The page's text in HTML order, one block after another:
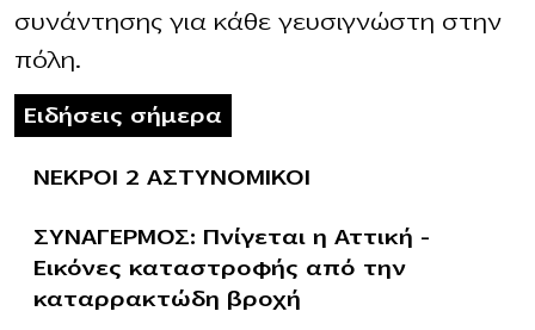
συνάντησης για κάθε γευσιγνώστη στην
πόλη.
Ειδήσεις σήμερα
ΝΕΚΡΟΙ 2 ΑΣΤΥΝΟΜΙΚΟΙ
ΣΥΝΑΓΕΡΜΟΣ: Πνίγεται η Αττική –
Εικόνες καταστροφής από την
καταρρακτώδη βροχή